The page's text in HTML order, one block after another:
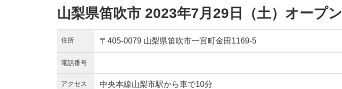
山梨県笛吹市 2023年7月29日（土）オープン
住所 〒405-0079 山梨県笛吹市一宮町金田1169-5
電話番号
アクセス
中央本線山梨市駅から車で10分